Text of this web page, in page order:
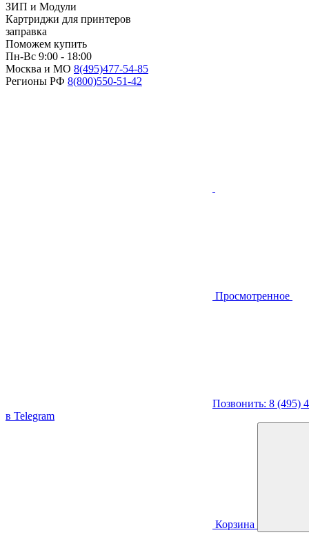
ЗИП и Модули
Картриджи для принтеров
заправка
Поможем купить
Пн-Вс 9:00 - 18:00
Москва и МО 8(495)477-54-85
Регионы РФ 8(800)550-51-42
Просмотренное
Позвонить: 8 (495)
в Telegram
Корзина